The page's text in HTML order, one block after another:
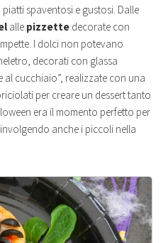
spaventosi e gustosi. Dalle
alle pizzette decorate con
I dolci non potevano
decorati con glassa
al cucchiaio”, realizzate con una
per creare un dessert tanto
era il momento perfetto per
anche i piccoli nella